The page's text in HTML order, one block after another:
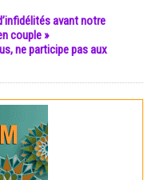
avant notre
couple »
ne participe pas aux